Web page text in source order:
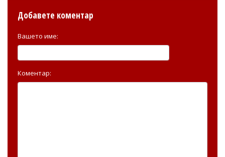
Добавете коментар
Вашето име:
Коментар: